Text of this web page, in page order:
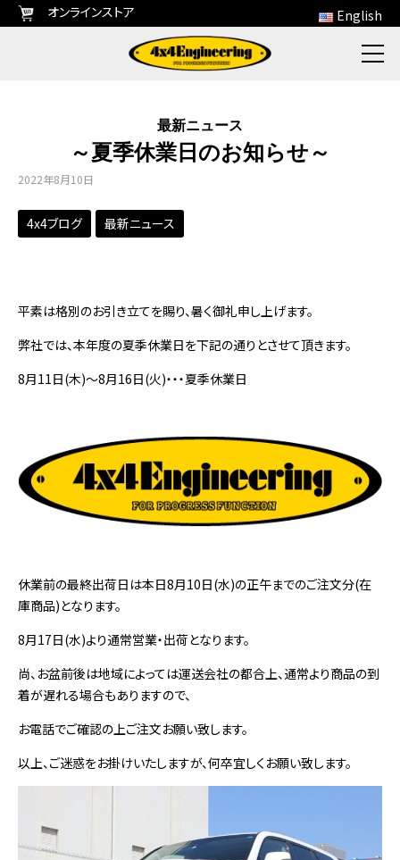
オンラインストア English
最新ニュース
～夏季休業日のお知らせ～
2022年8月10日
4x4ブログ 最新ニュース
平素は格別のお引き立てを賜り、暑く御礼申し上げます。
弊社では、本年度の夏季休業日を下記の通りとさせて頂きます。
8月11日(木)～8月16日(火)・・・夏季休業日
休業前の最終出荷日は本日8月10日(水)の正午までのご注文分(在
庫商品)となります。
8月17日(水)より通常営業・出荷となります。
尚、お盆前後は地域によっては運送会社の都合上、通常より商品の到
着が遅れる場合もありますので、
お電話でご確認の上ご注文お願い致します。
以上、ご迷惑をお掛けいたしますが、何卒宜しくお願い致します。